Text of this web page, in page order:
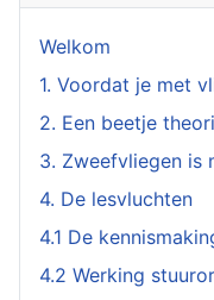
Welkom
1. Voordat je met
2. Een beetje
3. Zweefvliegen is
4. De lesvluchten
4.1 De
4.2 Werking